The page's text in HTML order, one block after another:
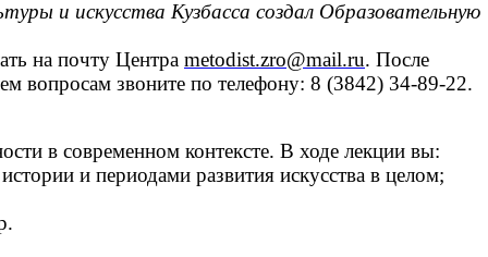
и искусства Кузбасса создал Образовательную
на почту Центра metodist.zro@mail.ru. После
вопросам звоните по телефону: 8 (3842) 34-89-22.
в современном контексте. В ходе лекции вы:
и периодами развития искусства в целом;